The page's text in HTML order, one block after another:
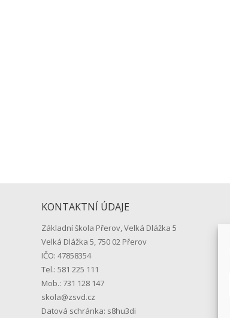
KONTAKTNÍ ÚDAJE
Základní škola Přerov, Velká Dlážka 5
Velká Dlážka 5, 750 02 Přerov
IČO: 47858354
Tel.: 581 225 111
Mob.: 731 128 147
skola@zsvd.cz
Datová schránka: s8hu3di